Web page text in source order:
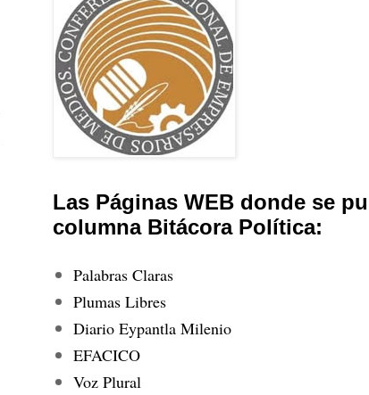
Las Páginas WEB donde se
columna Bitácora Política:
Palabras Claras
Plumas Libres
Diario Eypantla Milenio
EFACICO
Voz Plural